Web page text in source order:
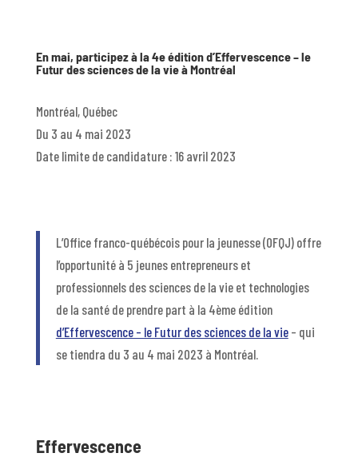
En mai, participez à la 4e édition d’Effervescence – le
Futur des sciences de la vie à Montréal
Montréal, Québec
Du 3 au 4 mai 2023
Date limite de candidature : 16 avril 2023
L’Office franco-québécois pour la jeunesse (OFQJ) offre
l’opportunité à 5 jeunes entrepreneurs et
professionnels des sciences de la vie et technologies
de la santé de prendre part à la 4ème édition
d’Effervescence – le Futur des sciences de la vie– qui
se tiendra du 3 au 4 mai 2023 à Montréal.
Effervescence